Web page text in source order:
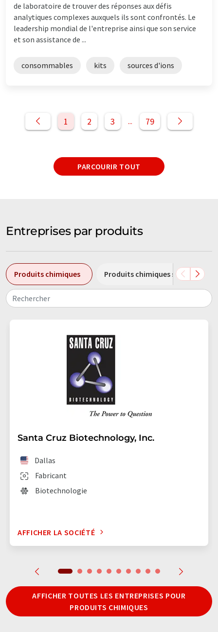
de laboratoire de trouver des réponses aux défis
analytiques complexes auxquels ils sont confrontés. Le
leadership mondial de l'entreprise ainsi que son service
et son assistance de ...
consommables kits sources d'ions
1 2 3 ... 79
PARCOURIR TOUT
Entreprises par produits
Produits chimiques Produits chimiques spéciaux
Rechercher
Santa Cruz Biotechnology, Inc.
Fabricant
Dallas
Biotechnologie
AFFICHER LA SOCIÉTÉ
AFFICHER TOUTES LES ENTREPRISES POUR
PRODUITS CHIMIQUES